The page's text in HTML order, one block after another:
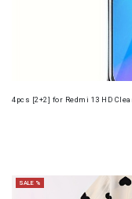
4pcs [2+2] for Redmi 13 HD
SALE %